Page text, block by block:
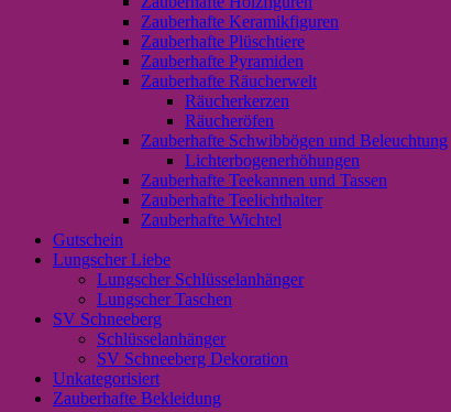
Zauberhafte Keramikfiguren
Zauberhafte Plüschtiere
Zauberhafte Pyramiden
Zauberhafte Räucherwelt
Räucherkerzen
Räucheröfen
Zauberhafte Schwibbögen und Beleuchtung
Lichterbogenerhöhungen
Zauberhafte Teekannen und Tassen
Zauberhafte Teelichthalter
Zauberhafte Wichtel
Gutschein
Lungscher Liebe
Lungscher Schlüsselanhänger
Lungscher Taschen
SV Schneeberg
Schlüsselanhänger
SV Schneeberg Dekoration
Unkategorisiert
Zauberhafte Bekleidung